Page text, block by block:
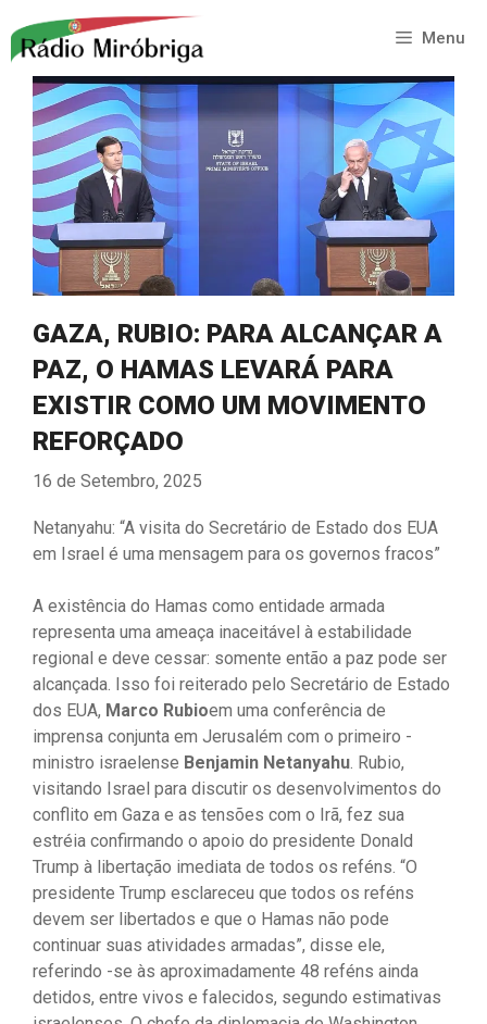
para
conteúdo
Menu
GAZA, RUBIO: PARA ALCANÇAR A
PAZ, O HAMAS LEVARÁ PARA
EXISTIR COMO UM MOVIMENTO
REFORÇADO
16 de Setembro, 2025
Netanyahu: “A visita do Secretário de Estado dos EUA
em Israel é uma mensagem para os governos fracos”
A existência do Hamas como entidade armada
representa uma ameaça inaceitável à estabilidade
regional e deve cessar: somente então a paz pode ser
alcançada. Isso foi reiterado pelo Secretário de Estado
dos EUA, Marco Rubioem uma conferência de
imprensa conjunta em Jerusalém com o primeiro -
ministro israelense Benjamin Netanyahu. Rubio,
visitando Israel para discutir os desenvolvimentos do
conflito em Gaza e as tensões com o Irã, fez sua
estréia confirmando o apoio do presidente Donald
Trump à libertação imediata de todos os reféns. “O
presidente Trump esclareceu que todos os reféns
devem ser libertados e que o Hamas não pode
continuar suas atividades armadas”, disse ele,
referindo -se às aproximadamente 48 reféns ainda
detidos, entre vivos e falecidos, segundo estimativas